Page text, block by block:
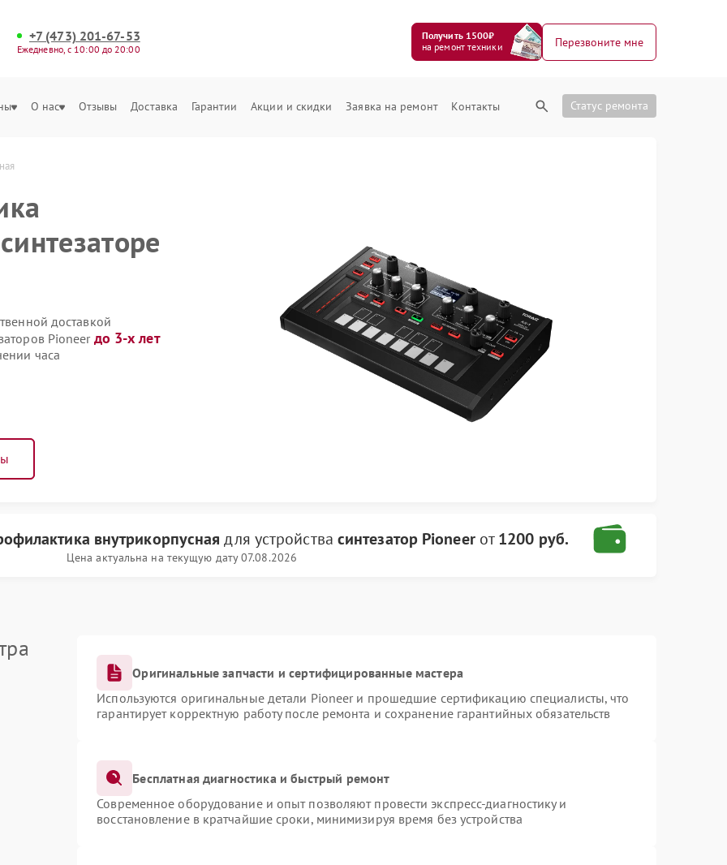
+7 (473) 201-67-53
Ежедневно, с 10:00 до 20:00
Получить 1500₽
на ремонт техники
Перезвоните мне
О нас Отзывы Доставка Гарантии Акции и скидки Заявка на ремонт Контакты Статус ремонта
доставкой
Pioneer до 3-х лет
часа
внутрикорпусная для устройства синтезатор Pioneerот1200 руб.
Цена актуальна на текущую дату 07.08.2026
Оригинальные запчасти и сертифицированные мастера
Используются оригинальные детали Pioneer и прошедшие сертификацию специалисты, что
гарантирует корректную работу после ремонта и сохранение гарантийных обязательств
Бесплатная диагностика и быстрый ремонт
Современное оборудование и опыт позволяют провести экспресс-диагностику и
восстановление в кратчайшие сроки, минимизируя время без устройства